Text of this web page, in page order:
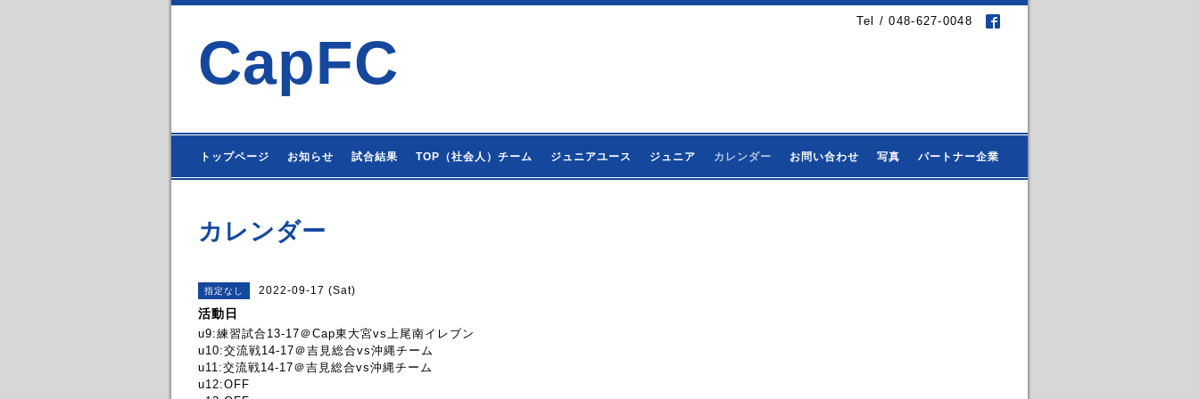
Tel / 048-627-0048
CapFC
トップページ お知らせ 試合結果 TOP（社会人）チーム ジュニアユース ジュニア カレンダー お問い合わせ 写真 パートナー企業
カレンダー
指定なし 2022-09-17 (Sat)
活動日
u9:練習試合13-17＠Cap東大宮vs上尾南イレブン
u10:交流戦14-17＠吉見総合vs沖縄チーム
u11:交流戦14-17＠吉見総合vs沖縄チーム
u12:OFF